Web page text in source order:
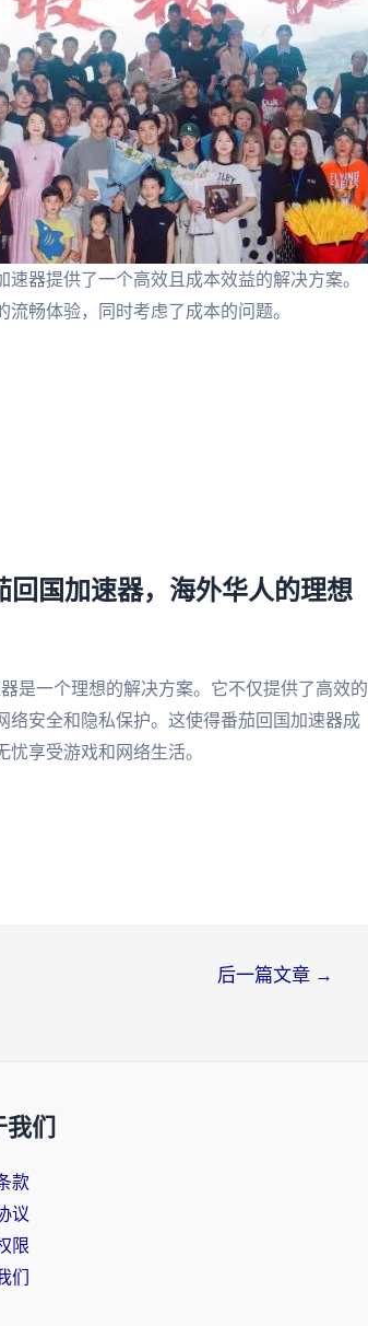
器提供了一个高效且成本效益的解决方案。
畅体验，同时考虑了成本的问题。
回国加速器，海外华人的理想
是一个理想的解决方案。它不仅提供了高效的
络安全和隐私保护。这使得番茄回国加速器成
享受游戏和网络生活。
后一篇文章 →
们
款
议
限
们